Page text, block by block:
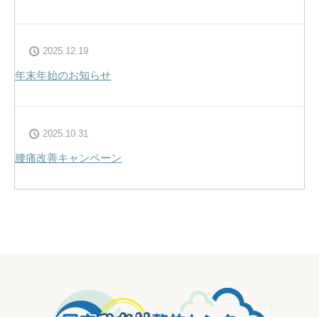
2025.12.19
年末年始のお知らせ
2025.10.31
腰痛改善キャンペーン